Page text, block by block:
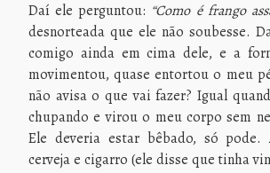
Daí ele perguntou: “Como é frango
desnorteada que ele não soubesse.
comigo ainda em cima dele, e a
movimentou, quase entortou o meu
não avisa o que vai fazer? Igual
chupando e virou o meu corpo sem
Ele deveria estar bêbado, só pode.
cerveja e cigarro (ele disse que tinha